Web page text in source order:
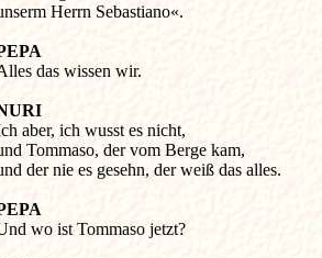
aber, ich wusst es nicht,
Tommaso, der vom Berge kam,
der nie es gesehn, der weiß das alles.